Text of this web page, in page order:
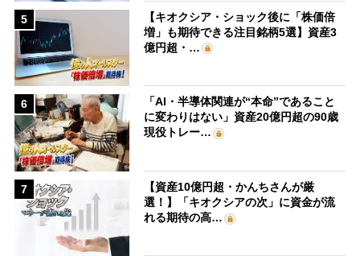
5
【キオクシア・ショック後に「株価倍
増」も期待できる注目銘柄5選】資産3
億円超・…
6
「AI・半導体関連が“本命”であること
に変わりはない」資産20億円超の90歳
現役トレー…
7
【資産10億円超・かんちさんが厳
選！】「キオクシアの次」に資金が流
れる期待の高…